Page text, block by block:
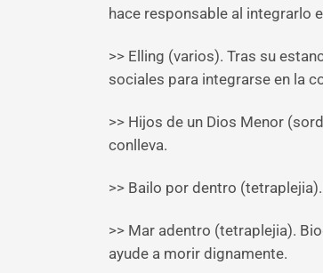
hace responsable al integrarlo
>> Elling (varios). Tras su
sociales para integrarse en la
>> Hijos de un Dios Menor
conlleva.
>> Bailo por dentro
>> Mar adentro (tetraplejia).
ayude a morir dignamente.